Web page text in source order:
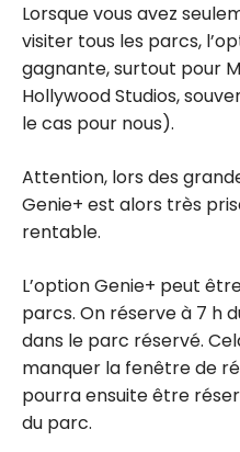
Lorsque vous avez
visiter tous les parcs,
gagnante, surtout pour
Hollywood Studios,
le cas pour nous).
Attention, lors des
Genie+ est alors très
rentable.
L’option Genie+ peut
parcs. On réserve à 7 h
dans le parc réservé.
manquer la fenêtre de
pourra ensuite être
du parc.